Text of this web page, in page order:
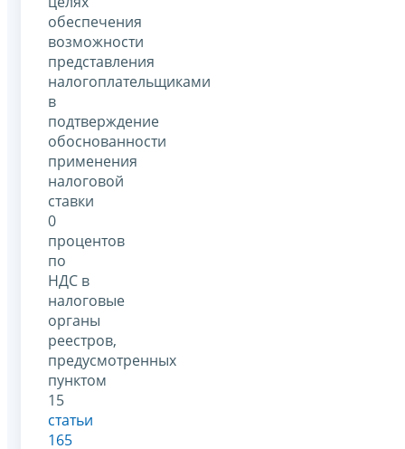
обеспечения
возможности
представления
налогоплательщиками
в
подтверждение
обоснованности
применения
налоговой
ставки
0
процентов
по
НДС в
налоговые
органы
реестров,
предусмотренных
пунктом
15
статьи
165